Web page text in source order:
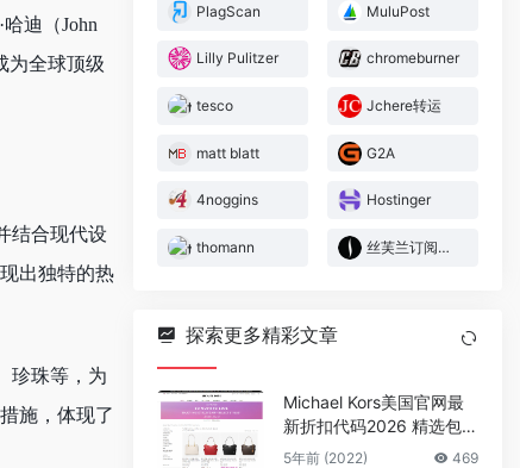
迪（John
为全球顶级
结合现代设
出独特的热
珍珠等，为
施，体现了
PlagScan MuluPost
Lilly Pulitzer chromeburner
tesco Jchere转运
matt blatt G2A
4noggins Hostinger
thomann 丝芙兰订阅盒子
探索更多精彩文章
Michael Kors美国官网最
新折扣代码2026 精选包袋
低至3折+额外85折促销
5年前 (2022) 469